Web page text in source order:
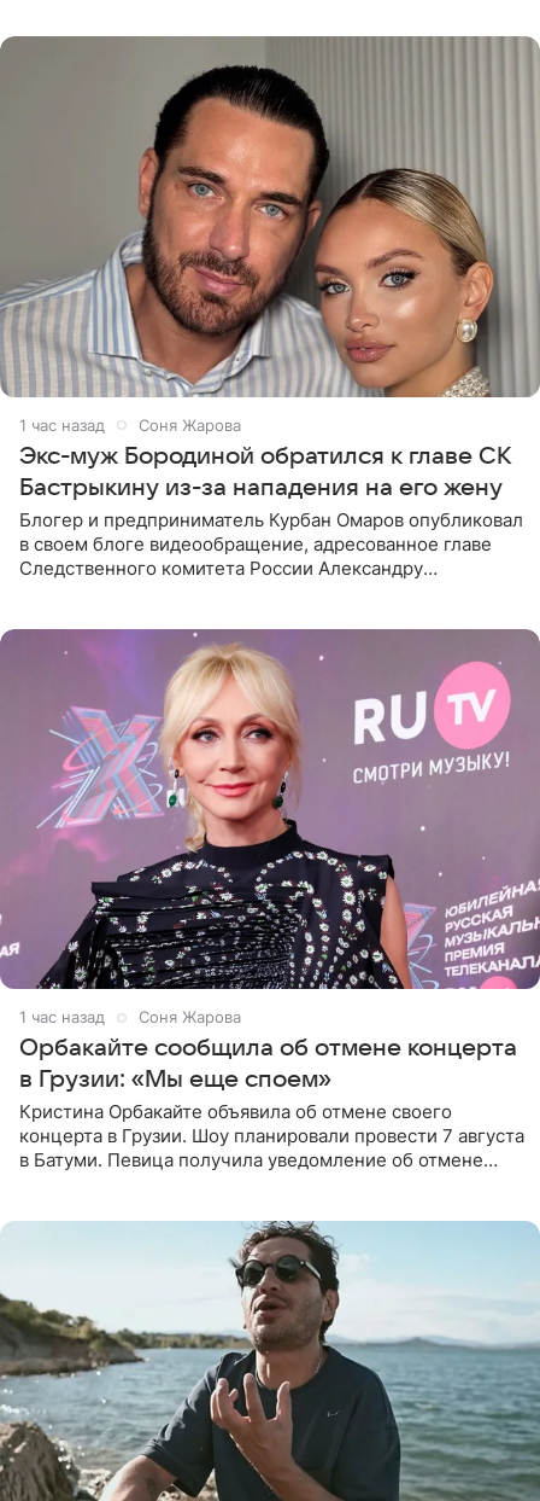
1 час назад Соня Жарова
Экс-муж Бородиной обратился к главе СК
Бастрыкину из-за нападения на его жену
Блогер и предприниматель Курбан Омаров опубликовал
в своем блоге видеообращение, адресованное главе
Следственного комитета России Александру
1 час назад Соня Жарова
Орбакайте сообщила об отмене концерта
в Грузии: «Мы еще споем»
Кристина Орбакайте объявила об отмене своего
концерта в Грузии. Шоу планировали провести 7 августа
в Батуми. Певица получила уведомление об отмене